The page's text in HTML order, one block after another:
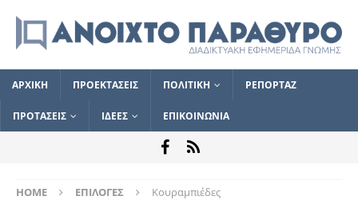
ΑΡΧΙΚΗ ΠΡΟΕΚΤΑΣΕΙΣ ΠΟΛΙΤΙΚΗ ΡΕΠΟΡΤΑΖ
ΠΡΟΤΑΣΕΙΣ ΙΔΕΕΣ ΕΠΙΚΟΙΝΩΝΙΑ
HOME ΕΠΙΛΟΓΕΣ Κουραμπιέδες